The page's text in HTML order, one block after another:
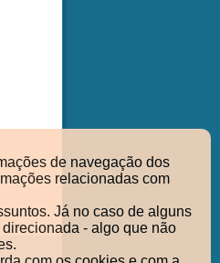
de navegação dos
relacionadas com
Já no caso de alguns
- algo que não